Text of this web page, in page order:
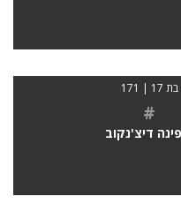
בת 17 | 171
#
דיצ'נקוב